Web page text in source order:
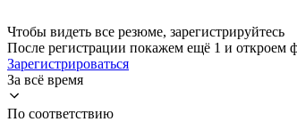
Чтобы видеть все резюме, зарегистрируйтесь
После регистрации покажем ещё 1 и откроем
Зарегистрироваться
За всё время
По соответствию